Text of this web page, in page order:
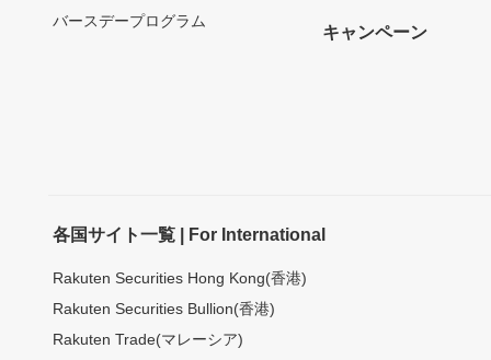
バースデープログラム
キャンペーン
各国サイト一覧 | For International
Rakuten Securities Hong Kong(香港)
Rakuten Securities Bullion(香港)
Rakuten Trade(マレーシア)